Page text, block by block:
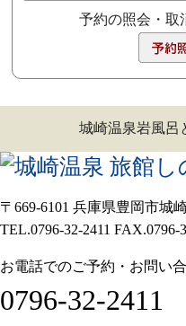
予約の照会・取
城崎温泉岩風呂
〒669-6101 兵庫県豊岡市城
TEL.0796-32-2411 FAX.0796-
お電話でのご予約・お問い
0796-32-2411